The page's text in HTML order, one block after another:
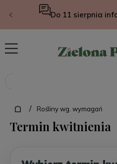
/ Rośliny wg. wymagań
Termin kwitnienia